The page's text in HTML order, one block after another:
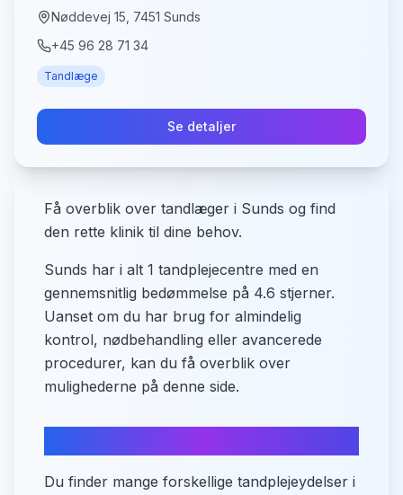
Nøddevej 15, 7451 Sunds
+45 96 28 71 34
Tandlæge
Se detaljer
Få overblik over tandlæger i Sunds og find
den rette klinik til dine behov.
Sunds har i alt 1 tandplejecentre med en
gennemsnitlig bedømmelse på 4.6 stjerner.
Uanset om du har brug for almindelig
kontrol, nødbehandling eller avancerede
procedurer, kan du få overblik over
mulighederne på denne side.
Du finder mange forskellige tandplejeydelser i